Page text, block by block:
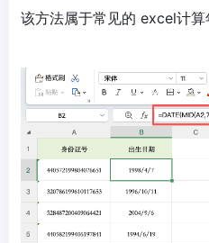
该方法属于常见的 excel计算